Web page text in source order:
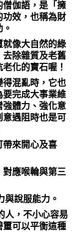
伽語，是「擁
效，也稱為財
就像大自然的綠
除雜質及老舊
化的寶石喔！
得混亂時，它也
要完成大事業維
體力、強化意
遇阻時也是可
帶來開心及喜
應喉輪與第三
與說服能力。
人，不小心容易
可以平衡這種